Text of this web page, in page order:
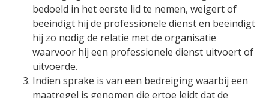
bedoeld in het eerste lid te nemen, weigert of
beëindigt hij de professionele dienst en beëindigt
hij zo nodig de relatie met de organisatie
waarvoor hij een professionele dienst uitvoert of
uitvoerde.
Indien sprake is van een bedreiging waarbij een
maatregel is genomen die ertoe leidt dat de